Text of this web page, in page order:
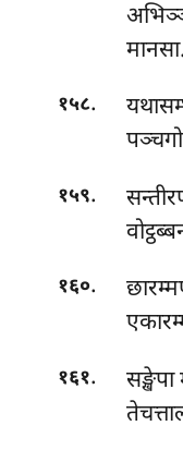
मानसा.
१५८.
१५९.
१६०.
१६१.